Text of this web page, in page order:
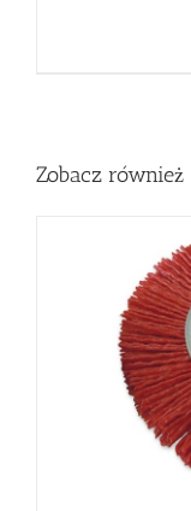
Zobacz również